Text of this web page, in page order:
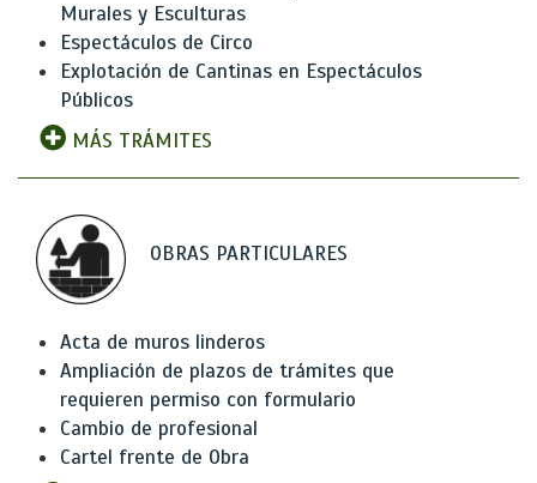
Murales y Esculturas
Espectáculos de Circo
Explotación de Cantinas en Espectáculos
Públicos
MÁS TRÁMITES
OBRAS PARTICULARES
Acta de muros linderos
Ampliación de plazos de trámites que
requieren permiso con formulario
Cambio de profesional
Cartel frente de Obra